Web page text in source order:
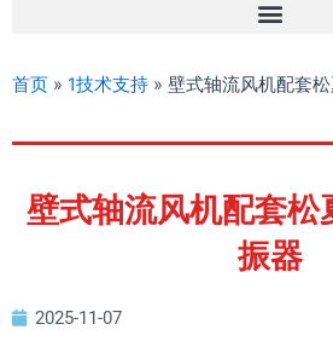
首页 » 1技术支持 » 壁式轴流风机配套
壁式轴流风机配套松
振器
2025-11-07